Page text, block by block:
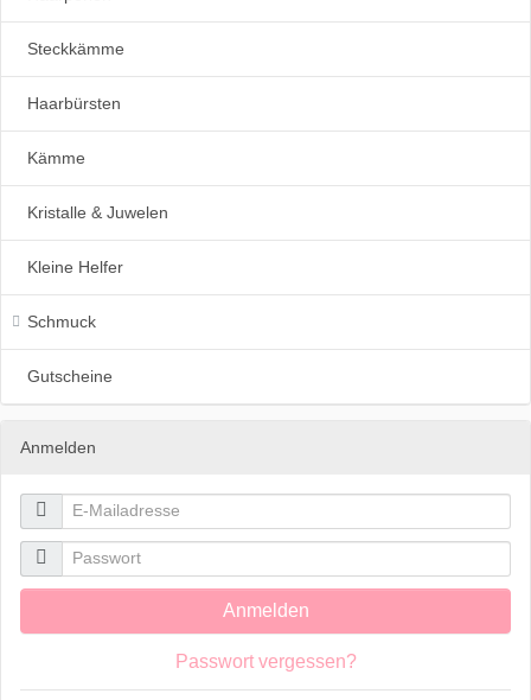
Steckkämme
Haarbürsten
Kämme
Kristalle & Juwelen
Kleine Helfer
Schmuck
Gutscheine
Anmelden
 E-Mailadresse
 Passwort
Anmelden
Passwort vergessen?